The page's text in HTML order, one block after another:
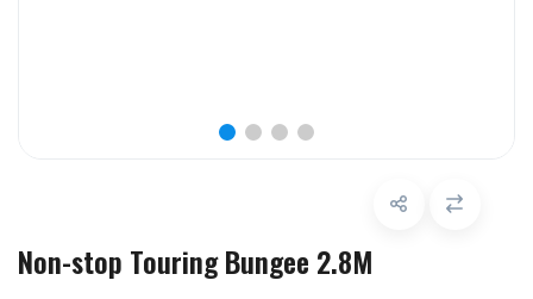
Non-stop Touring Bungee 2.8M